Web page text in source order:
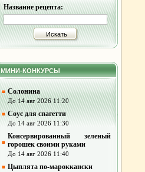
Название рецепта:
Искать
МИНИ-КОНКУРСЫ
Солонина
До 14 авг 2026 11:20
Соус для спагетти
До 14 авг 2026 11:30
Консервированный зеленый
горошек своими руками
До 14 авг 2026 11:40
Цыплята по-мароккански